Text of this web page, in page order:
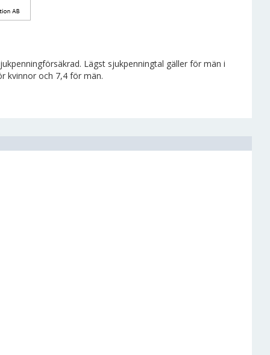
Lägst sjukpenningtal gäller för män i
kvinnor och 7,4 för män.